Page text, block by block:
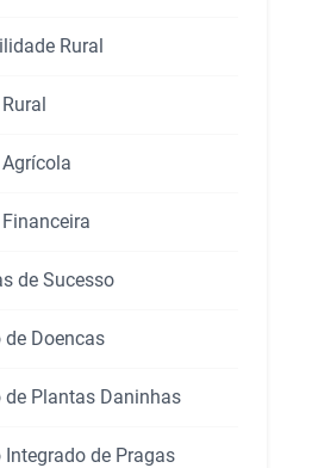
Rural
de Sucesso
de Doencas
de Plantas Daninhas
Integrado de Pragas